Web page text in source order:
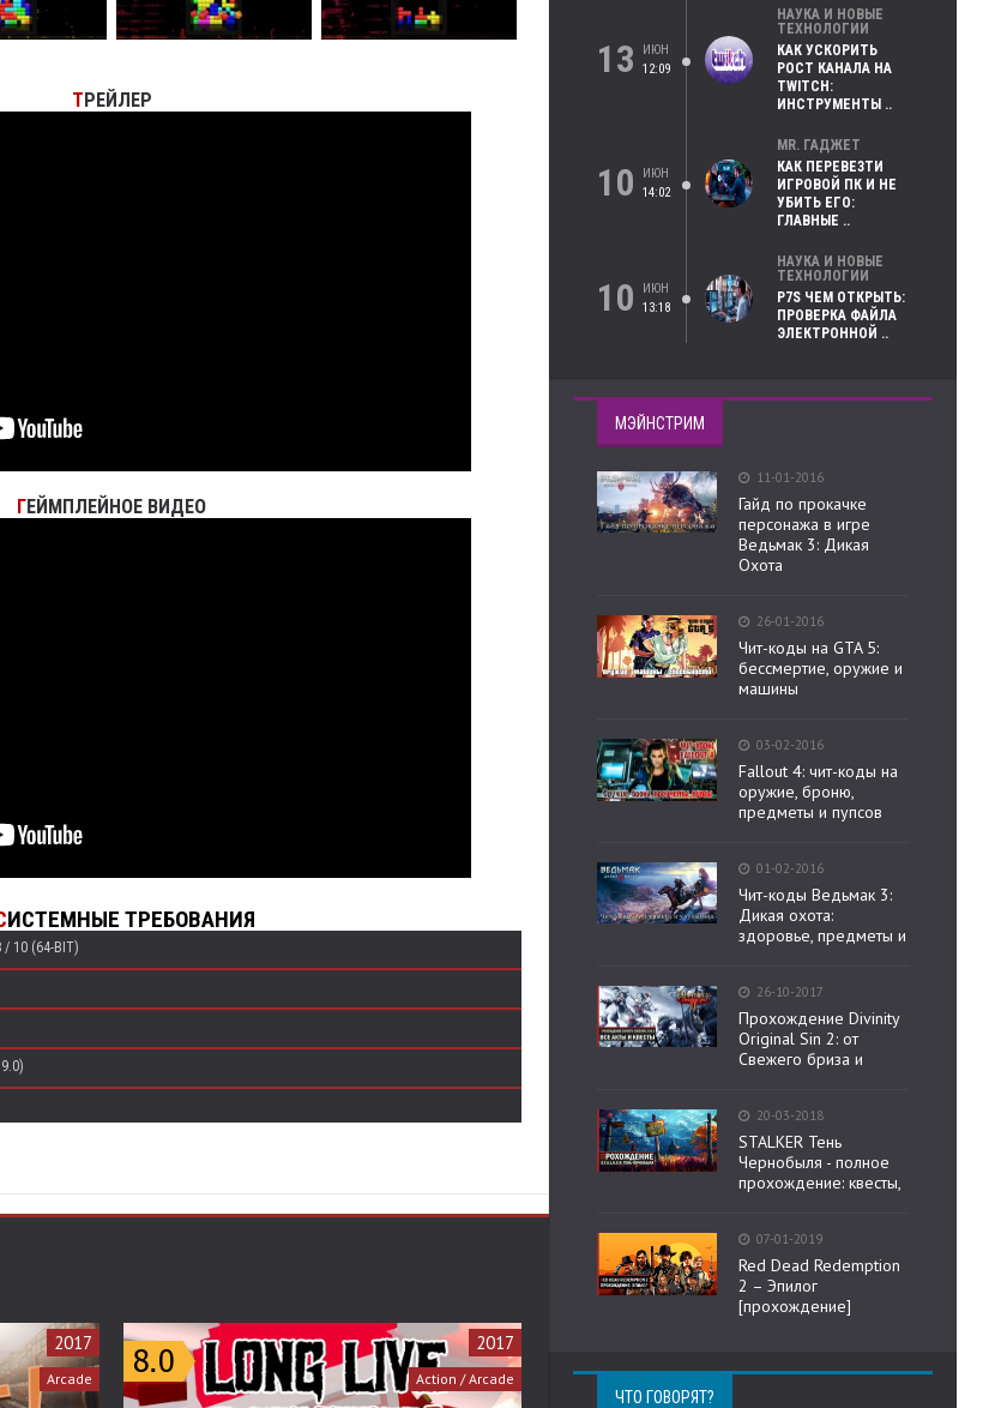
ТРЕЙЛЕР
ГЕЙМПЛЕЙНОЕ ВИДЕО
ИСТЕМНЫЕ ТРЕБОВАНИЯ
/ 10 (64-BIT)
9.0)
2017
Arcade
2017
Action / Arcade
13
ИЮН
12:09
НАУКА И НОВЫЕ
ТЕХНОЛОГИИ
КАК УСКОРИТЬ
РОСТ КАНАЛА НА
TWITCH:
ИНСТРУМЕНТЫ ..
10
ИЮН
14:02
MR. ГАДЖЕТ
КАК ПЕРЕВЕЗТИ
ИГРОВОЙ ПК И НЕ
УБИТЬ ЕГО:
ГЛАВНЫЕ ..
10
ИЮН
13:18
НАУКА И НОВЫЕ
ТЕХНОЛОГИИ
P7S ЧЕМ ОТКРЫТЬ:
ПРОВЕРКА ФАЙЛА
ЭЛЕКТРОННОЙ ..
МЭЙНСТРИМ
11-01-2016
Гайд по прокачке
персонажа в игре
Ведьмак 3: Дикая
Охота
26-01-2016
Чит-коды на GTA 5:
бессмертие, оружие и
машины
03-02-2016
Fallout 4: чит-коды на
оружие, броню,
предметы и пупсов
01-02-2016
Чит-коды Ведьмак 3:
Дикая охота:
здоровье, предметы и
26-10-2017
Прохождение Divinity
Original Sin 2: от
Свежего бриза и
20-03-2018
STALKER Тень
Чернобыля - полное
прохождение: квесты,
07-01-2019
Red Dead Redemption
2 – Эпилог
[прохождение]
ЧТО ГОВОРЯТ?